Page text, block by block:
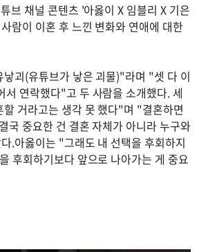
브 채널 콘텐츠 '아옳이 X 임블리 X 기은
람이 이혼 후 느낀 변화와 연애에 대한
괴(유튜브가 낳은 괴물)"라며 "셋 다 이
서 연락했다"고 두 사람을 소개했다. 세
거라고는 생각 못 했다"며 "결혼하면
국 중요한 건 결혼 자체가 아니라 누구와
.아옳이는 "그래도 내 선택을 후회하지
후회하기보다 앞으로 나아가는 게 중요